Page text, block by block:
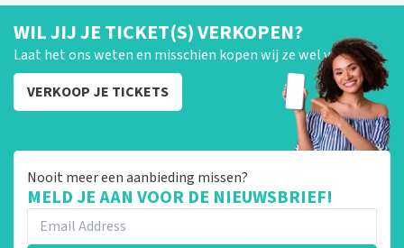
WIL JIJ JE TICKET(S) VERKOPEN?
Laat het ons weten en misschien kopen wij ze wel van je!
VERKOOP JE TICKETS
Nooit meer een aanbieding missen?
MELD JE AAN VOOR DE NIEUWSBRIEF!